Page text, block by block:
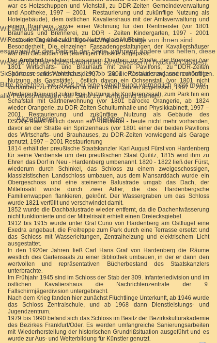
war es Holzschuppen und Viehstall, zu DDR-Zeiten Gemeindeverwaltung
und Apotheke, 1997 – 2001 Restaurierung und zukünftige Nutzung als
Hotelgebäude), dem östlichen Kavaliershaus mit der Amtsverwaltung und
einem Brauhaus, sowie einer Wohnung für den Rentmeister (vor 1801
Brauhaus und Brennerei, zu DDR - Zeiten Kindergarten, 1997 - 2001
Restaurierung und zukünftige Nutzung als Museum)
Besonderheit: Die einzelnen Fassadengestaltungen der Kavaliershäuser
war den Gebäuden der jeweiligen Hofseite angepasst.
DerAmtshofbestehend aus einem Querbau zur Straße, der Brennerei (vor
1801 Wirtschafts- und Brauhaus mit zwei Pavillons, zu DDR-Zeiten
Sparkasse und Wohnhaus, 1997 – 2001 Restaurierung und zukünftige
Nutzung als Gaststätte), östlich davon ein Ochsenstall (vor 1801 nicht
vorhanden, zu DDR-Zeiten in den 1960er Jahren abgerissen, 1997 – 2001
Wiederaufbau und zukünftige Nutzung als Konferenzsaal), zum Park hin ein
Schafstall mit Gärtnerwohnung (vor 1801 barocke Orangerie, ab 1824
wieder Orangerie, zu DDR-Zeiten Schulturnhalle und Physikkabinett, 1997 –
2001 Restaurierung und zukünftige Nutzung als Gebäude des
DSGV), etwas östlich davon ein Treibhaus - heute nicht mehr vorhanden,
davor an der Straße ein Spritzenhaus (vor 1801 einer der beiden Pavillons
des Wirtschafts- und Brauhauses, zu DDR-Zeiten vorwiegend als Garage
genutzt, 1997 – 2001 Restaurierung
1814 erhält der preußische Staatskanzler Karl August Fürst von Hardenberg
für seine Verdienste um den preußischen Staat Quilitz, 1815 wird ihm zu
Ehren das Dorf in Neu - Hardenberg umbenannt. 1820 - 1822 ließ der Fürst,
wiederum durch Schinkel, das Schloss zu einem zweigeschossigen,
klassizistischen Landschloss umbauen, aus dem Mansarddach wurde ein
Obergeschoss und eine steinerne Balustrade umgab das Dach, der
Mittelrisalit wurde durch zwei Adler, die das Hardenbergsche
Familienwappen flankieren, gekrönt. Der Wassergraben um das Schloss
wurde 1821 verfüllt und verschwindet damit.
1852 wurde die Dachbalustrade wieder entfernt, da die Dachentwässerung
nicht funktionierte und der Mittelrisalit erhielt einen Dreiecksgiebel.
1912 bis 1915 wurde unter Graf Cuno von Hardenberg am Ostflügel eine
Exedra angebaut, die Freitreppe zum Park durch eine Terrasse ersetzt und
das Schloss mit Wasserleitungen, Zentralheizung und elektrischem Licht
ausgestattet.
In den 1920er Jahren ließ Carl Hans Graf von Hardenberg die Räume
westlich des Gartensaals zu einer Bibliothek umbauen, in der er dann den
wertvollen und repräsentativen Bücherbestand des Staatskanzlers
unterbrachte.
Im Frühjahr 1945 sind im Schloss der Stab der 309. Infanteriedivision und im
östlichen Kavaliershaus die Nachrichtenzentrale der 9.
Fallschirmjägerdivision untergebracht.
Nach dem Krieg fanden hier zunächst Flüchtlinge Unterkunft, ab 1946 wurde
das Schloss Zentralschule, und ab 1968 dann Dienstleistungs- und
Jugendzentrum.
1979 bis 1990 befand sich das Schloss im Besitz der Bezirkskulturakademie
des Bezirkes Frankfurt/Oder. Es werden umfangreiche Sanierungsarbeiten
mit Wiederherstellung der historischen Grundrißsituation ausgeführt und es
wurde zur Aus- und Weiterbildung für Künstler genutzt.
Wir benutzen Cookies
Wir nutzen Cookies auf unserer Website. Einige von ihnen sind
essenziell für den Betrieb der Seite, während andere uns helfen, diese
Website und die Nutzererfahrung zu verbessern (Tracking Cookies).
Sie können selbst entscheiden, ob Sie die Cookies zulassen möchten.
Bitte beachten Sie, dass bei einer Ablehnung womöglich nicht mehr
alle Funktionalitäten der Seite zur Verfügung stehen.
Akzeptieren Ablehnen